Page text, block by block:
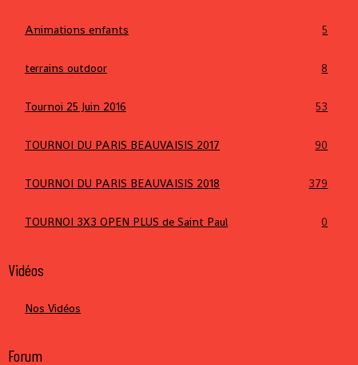
Animations enfants 5
terrains outdoor 8
Tournoi 25 Juin 2016 53
TOURNOI DU PARIS BEAUVAISIS 2017 90
TOURNOI DU PARIS BEAUVAISIS 2018 379
TOURNOI 3X3 OPEN PLUS de Saint Paul 0
Vidéos
Nos Vidéos
Forum